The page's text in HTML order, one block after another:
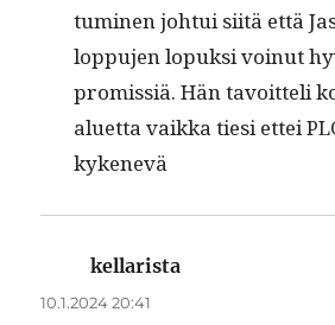
tu­mi­nen joh­tui siitä että
lop­pu­jen lopuk­si voin­ut
pro­mis­siä. Hän tavoit­teli
aluet­ta vaik­ka tiesi ettei
kykenevä
kellarista
10.1.2024 20:41